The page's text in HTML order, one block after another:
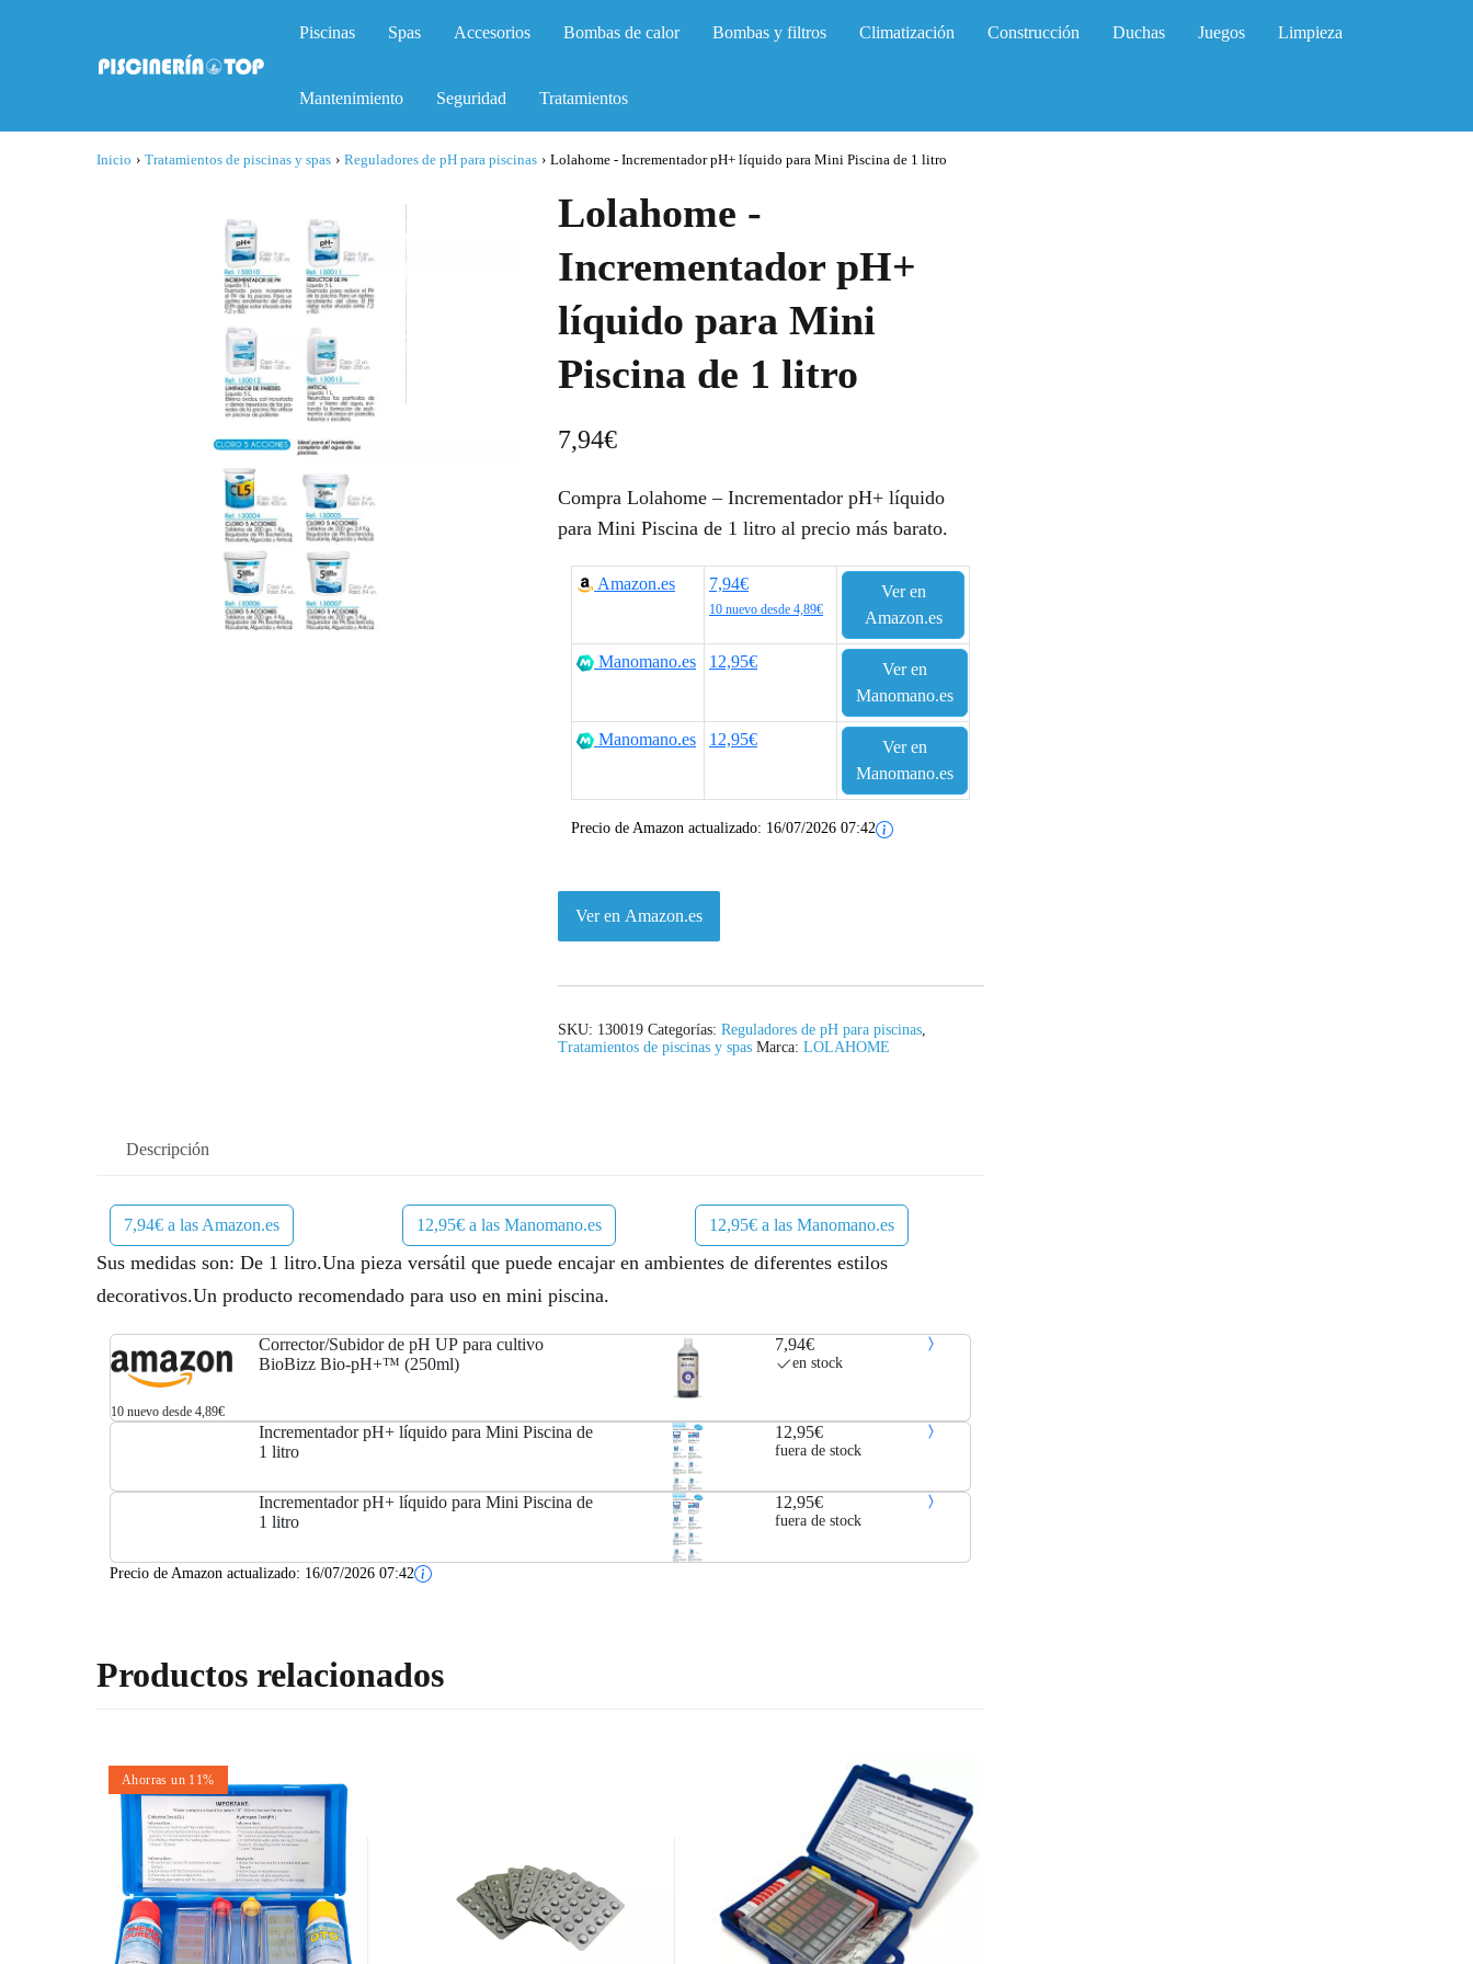
Piscinas Spas Accesorios Bombas de calor Bombas y filtros Climatización Construcción Duchas Juegos Limpieza
Mantenimiento Seguridad Tratamientos
Inicio › Tratamientos de piscinas y spas › Reguladores de pH para piscinas › Lolahome - Incrementador pH+ líquido para Mini Piscina de 1 litro
Lolahome -
Incrementador pH+
líquido para Mini
Piscina de 1 litro
7,94€
Compra Lolahome – Incrementador pH+ líquido
para Mini Piscina de 1 litro al precio más barato.
Amazon.es 7,94€
10 nuevo desde 4,89€
Ver en
Amazon.es
Manomano.es 12,95€
Ver en
Manomano.es
Manomano.es 12,95€
Ver en
Manomano.es
Precio de Amazon actualizado: 16/07/2026 07:42
Ver en Amazon.es
SKU: 130019 Categorías: Reguladores de pH para piscinas,
Tratamientos de piscinas y spas Marca: LOLAHOME
Descripción
7,94€ a las Amazon.es 12,95€ a las Manomano.es 12,95€ a las Manomano.es
Sus medidas son: De 1 litro.Una pieza versátil que puede encajar en ambientes de diferentes estilos
decorativos.Un producto recomendado para uso en mini piscina.
Corrector/Subidor de pH UP para cultivo
BioBizz Bio-pH+™ (250ml)
7,94€
en stock
10 nuevo desde 4,89€
Incrementador pH+ líquido para Mini Piscina de
1 litro
12,95€
fuera de stock
Incrementador pH+ líquido para Mini Piscina de
1 litro
12,95€
fuera de stock
Precio de Amazon actualizado: 16/07/2026 07:42
Productos relacionados
Ahorras un 11%